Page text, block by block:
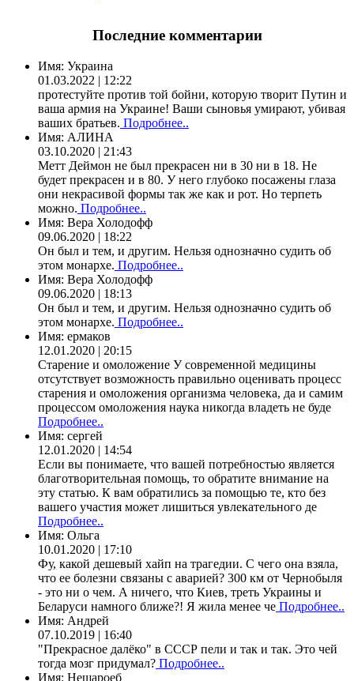
Последние комментарии
Имя: Украина
01.03.2022 | 12:22
протестуйте против той бойни, которую творит Путин и
ваша армия на Украине! Ваши сыновья умирают, убивая
ваших братьев. Подробнее..
Имя: АЛИНА
03.10.2020 | 21:43
Метт Деймон не был прекрасен ни в 30 ни в 18. Не
будет прекрасен и в 80. У него глубоко посажены глаза
они некрасивой формы так же как и рот. Но терпеть
можно. Подробнее..
Имя: Вера Холодофф
09.06.2020 | 18:22
Он был и тем, и другим. Нельзя однозначно судить об
этом монархе. Подробнее..
Имя: Вера Холодофф
09.06.2020 | 18:13
Он был и тем, и другим. Нельзя однозначно судить об
этом монархе. Подробнее..
Имя: ермаков
12.01.2020 | 20:15
Старение и омоложение У современной медицины
отсутствует возможность правильно оценивать процесс
старения и омоложения организма человека, да и самим
процессом омоложения наука никогда владеть не буде
Подробнее..
Имя: сергей
12.01.2020 | 14:54
Если вы понимаете, что вашей потребностью является
благотворительная помощь, то обратите внимание на
эту статью. К вам обратились за помощью те, кто без
вашего участия может лишиться увлекательного де
Подробнее..
Имя: Ольга
10.01.2020 | 17:10
Фу, какой дешевый хайп на трагедии. С чего она взяла,
что ее болезни связаны с аварией? 300 км от Чернобыля
- это ни о чем. А ничего, что Киев, треть Украины и
Беларуси намного ближе?! Я жила менее че Подробнее..
Имя: Андрей
07.10.2019 | 16:40
"Прекрасное далёко" в СССР пели и так и так. Это чей
тогда мозг придумал? Подробнее..
Имя: Нешароеб